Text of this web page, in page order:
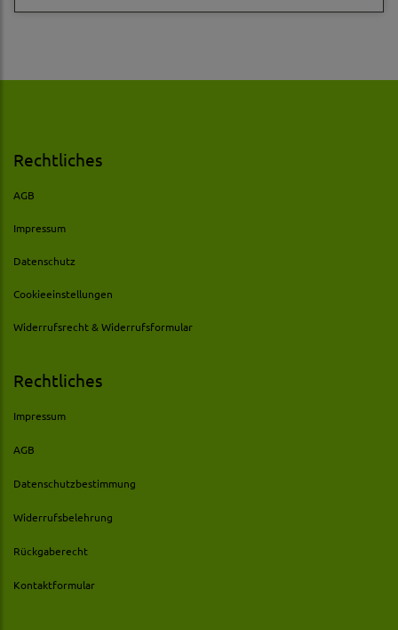
Rechtliches
AGB
Impressum
Datenschutz
Cookieeinstellungen
Widerrufsrecht & Widerrufsformular
Rechtliches
Impressum
AGB
Datenschutzbestimmung
Widerrufsbelehrung
Rückgaberecht
Kontaktformular